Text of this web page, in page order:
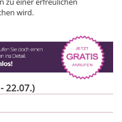
wird.
22.07.)